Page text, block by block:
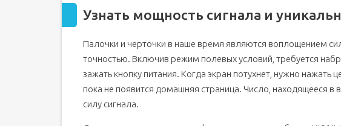
Узнать мощность сигнала и
Палочки и черточки в наше время являются воплощением
точностью. Включив режим полевых условий, требуется
зажать кнопку питания. Когда экран потухнет, нужно нажать
пока не появится домашняя страница. Число, находящееся в
силу сигнала.